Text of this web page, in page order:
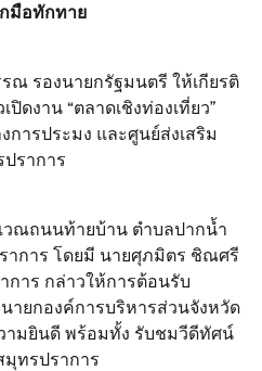
มือทักทาย
ณ รองนายกรัฐมนตรี ให้เกียรติ
ดงาน “ตลาดเชิงท่องเที่ยว”
ารประมง และศูนย์ส่งเสริม
ราการ
วณถนนท้ายบ้าน ตำบลปากน้ำ
าการ โดยมี นายศุภมิตร ชิณศรี
การ กล่าวให้การต้อนรับ
ายกองค์การบริหารส่วนจังหวัด
ามยินดี พร้อมทั้ง รับชมวีดีทัศน์
ทรปราการ